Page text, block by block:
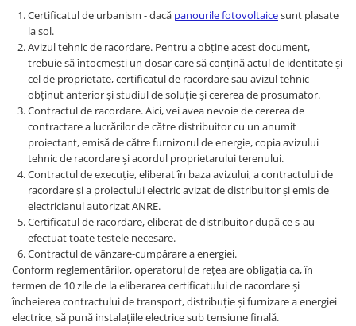
Certificatul de urbanism - dacă panourile fotovoltaicesunt plasate
la sol.
Avizul tehnic de racordare. Pentru a obține acest document,
trebuie să întocmești un dosar care să conțină actul de identitate și
cel de proprietate, certificatul de racordare sau avizul tehnic
obținut anterior și studiul de soluție și cererea de prosumator.
Contractul de racordare. Aici, vei avea nevoie de cererea de
contractare a lucrărilor de către distribuitor cu un anumit
proiectant, emisă de către furnizorul de energie, copia avizului
tehnic de racordare și acordul proprietarului terenului.
Contractul de execuție, eliberat în baza avizului, a contractului de
racordare și a proiectului electric avizat de distribuitor și emis de
electricianul autorizat ANRE.
Certificatul de racordare, eliberat de distribuitor după ce s-au
efectuat toate testele necesare.
Contractul de vânzare-cumpărare a energiei.
Conform reglementărilor, operatorul de rețea are obligația ca, în
termen de 10 zile de la eliberarea certificatului de racordare și
încheierea contractului de transport, distribuție și furnizare a energiei
electrice, să pună instalațiile electrice sub tensiune finală.